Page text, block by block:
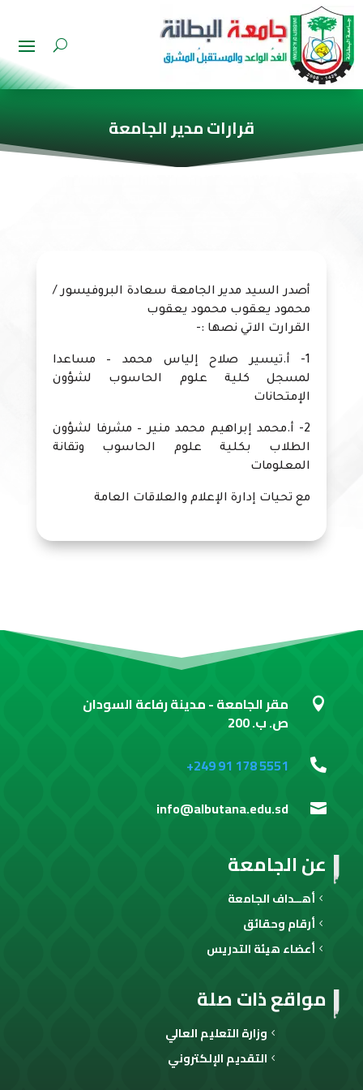
قرارات مدير الجامعة
أصدر السيد مدير الجامعة سعادة البروفيسور /
محمود يعقوب محمود يعقوب
القرارت الاتي نصها :-
1- أ.تيسير صلاح إلياس محمد – مساعدا
لمسجل كلية علوم الحاسوب لشؤون
الإمتحانات
2- أ.محمد إبراهيم محمد منير – مشرفا لشؤون
الطلاب بكلية علوم الحاسوب وتقانة
المعلومات
مع تحيات إدارة الإعلام والعلاقات العامة
مواقع ذات صلة
وزارة التعليم العالي
التقديم الإلكتروني
عن الجامعة
أهــداف الجامعة
أرقام وحقائق
أعضاء هيئة التدريس
 مقر الجامعة - مدينة رفاعة السودان
ص. ب. 200

+249 91 178 5551

info@albutana.edu.sd